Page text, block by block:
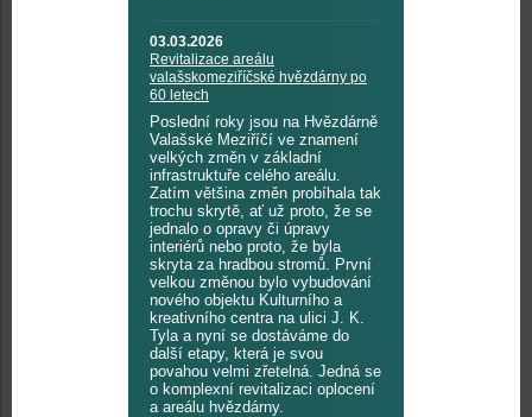
03.03.2026
Revitalizace areálu
valašskomeziříčské hvězdárny po
60 letech
Poslední roky jsou na Hvězdárně
Valašské Meziříčí ve znamení
velkých změn v základní
infrastruktuře celého areálu.
Zatím většina změn probíhala tak
trochu skrytě, ať už proto, že se
jednalo o opravy či úpravy
interiérů nebo proto, že byla
skryta za hradbou stromů. První
velkou změnou bylo vybudování
nového objektu Kulturního a
kreativního centra na ulici J. K.
Tyla a nyní se dostáváme do
další etapy, která je svou
povahou velmi zřetelná. Jedná se
o komplexní revitalizaci oplocení
a areálu hvězdárny.